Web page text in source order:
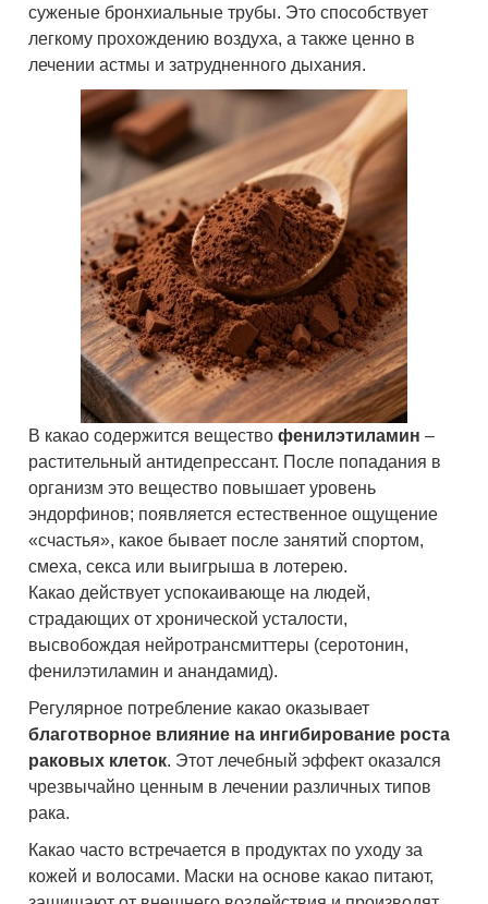
суженые бронхиальные трубы. Это способствует
легкому прохождению воздуха, а также ценно в
лечении астмы и затрудненного дыхания.
В какао содержится веществофенилэтиламин –
растительный антидепрессант. После попадания в
организм это вещество повышает уровень
эндорфинов; появляется естественное ощущение
«счастья», какое бывает после занятий спортом,
смеха, секса или выигрыша в лотерею.
Какао действует успокаивающе на людей,
страдающих от хронической усталости,
высвобождая нейротрансмиттеры (серотонин,
фенилэтиламин и анандамид).
Регулярное потребление какао оказывает
благотворное влияние на ингибирование роста
раковых клеток. Этот лечебный эффект оказался
чрезвычайно ценным в лечении различных типов
рака.
Какао часто встречается в продуктах по уходу за
кожей и волосами. Маски на основе какао питают,